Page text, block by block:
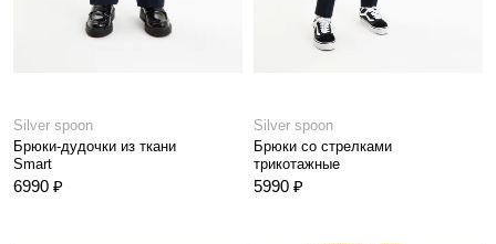
Silver spoon
Брюки-дудочки из ткани
Smart
6990 ₽
Silver spoon
Брюки со стрелками
трикотажные
5990 ₽